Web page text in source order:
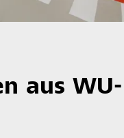
aus WU-